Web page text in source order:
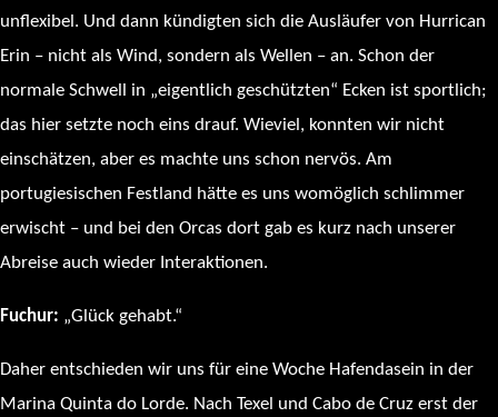
unflexibel. Und dann kündigten sich die Ausläufer von Hurrican
Erin – nicht als Wind, sondern als Wellen – an. Schon der
normale Schwell in „eigentlich geschützten“ Ecken ist sportlich;
das hier setzte noch eins drauf. Wieviel, konnten wir nicht
einschätzen, aber es machte uns schon nervös. Am
portugiesischen Festland hätte es uns womöglich schlimmer
erwischt – und bei den Orcas dort gab es kurz nach unserer
Abreise auch wieder Interaktionen.
Fuchur: „Glück gehabt.“
Daher entschieden wir uns für eine Woche Hafendasein in der
Marina Quinta do Lorde. Nach Texel und Cabo de Cruz erst der